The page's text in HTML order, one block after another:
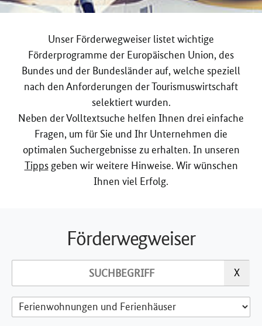
Unser Förderwegweiser listet wichtige
Förderprogramme der Europäischen Union, des
Bundes und der Bundesländer auf, welche speziell
nach den Anforderungen der Tourismuswirtschaft
selektiert wurden.
Neben der Volltextsuche helfen Ihnen drei einfache
Fragen, um für Sie und Ihr Unternehmen die
optimalen Suchergebnisse zu erhalten. In unseren
Tippsgeben wir weitere Hinweise. Wir wünschen
Ihnen viel Erfolg.
Förderwegweiser